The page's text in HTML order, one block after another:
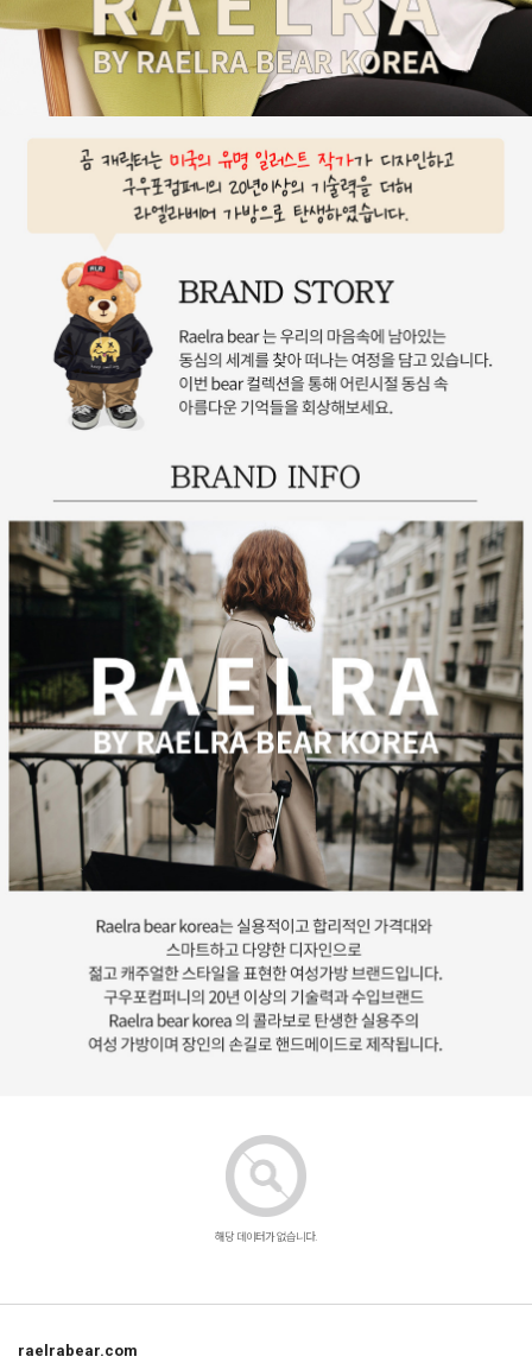
해당 데이터가 없습니다.
raelrabear.com